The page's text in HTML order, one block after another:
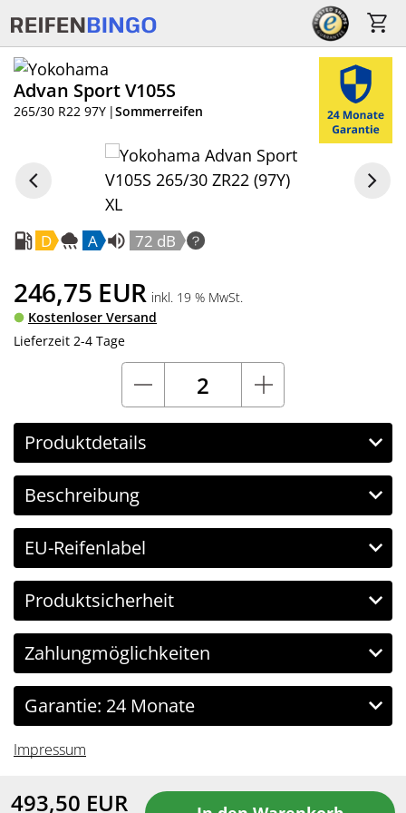
Advan Sport V105S
265/30 R22 97Y |Sommerreifen
D A 72 dB
Produktdetails
246,75 EUR inkl. 19 % MwSt.
Kostenloser Versand
Lieferzeit 2-4 Tage
493,50 EUR
Beschreibung
EU-Reifenlabel
Produktsicherheit
Zahlungmöglichkeiten
Garantie: 24 Monate
Impressum